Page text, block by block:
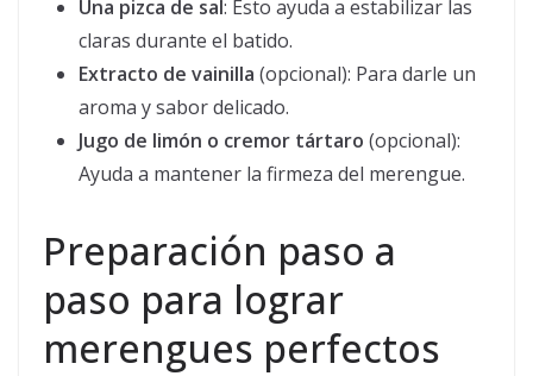
Una pizca de sal: Esto ayuda a estabilizar las
claras durante el batido.
Extracto de vainilla (opcional): Para darle un
aroma y sabor delicado.
Jugo de limón o cremor tártaro (opcional):
Ayuda a mantener la firmeza del merengue.
Preparación paso a
paso para lograr
merengues perfectos